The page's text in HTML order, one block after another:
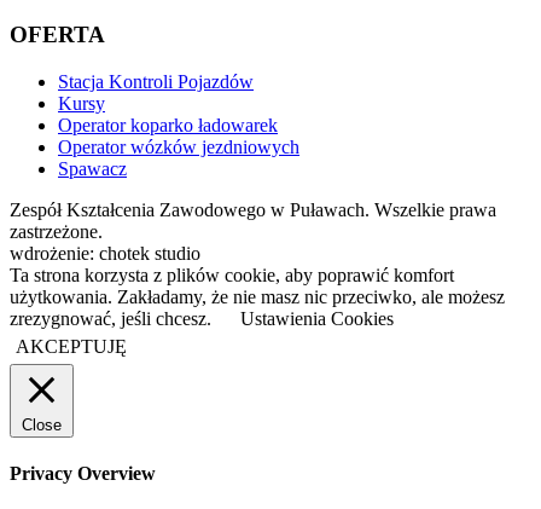
OFERTA
Stacja Kontroli Pojazdów
Kursy
Operator koparko ładowarek
Operator wózków jezdniowych
Spawacz
Zespół Kształcenia Zawodowego w Puławach. Wszelkie prawa
zastrzeżone.
wdrożenie: chotek studio
Ta strona korzysta z plików cookie, aby poprawić komfort
użytkowania. Zakładamy, że nie masz nic przeciwko, ale możesz
zrezygnować, jeśli chcesz.
Ustawienia Cookies
AKCEPTUJĘ
Close
Privacy Overview